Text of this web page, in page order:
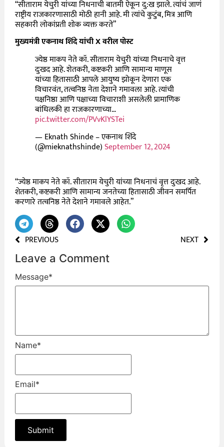
“सीताराम येचुरी यांच्या निधनाची बातमी ऐकून दु:ख झाले. त्यांचं जाणं
राष्ट्रीय राजकारणासाठी मोठी हानी आहे. मी त्यांचे कुटुंब, मित्र आणि
सहकारी लोकांप्रती शोक व्यक्त करते”
मुख्यमंत्री एकनाथ शिंदे यांची X वरील पोस्ट
ज्येष्ठ माकप नेते कॉ. सीताराम येचुरी यांच्या निधनाचे वृत्त
दुःखद आहे. शेतकरी, कष्टकरी आणि सामान्य माणूस
यांच्या हितासाठी आपले आयुष्य झोकून देणारा एक
विचारवंत, तत्वनिष्ठ नेता देशाने गमावला आहे. त्यांची
पक्षनिष्ठा आणि पक्षाच्या विचाराशी असलेली प्रामाणिक
बांधिलकी हा राजकारणाच्या…
pic.twitter.com/PVvKlYSTei
— Eknath Shinde – एकनाथ शिंदे
(@mieknathshinde)September 12, 2024
“ज्येष्ठ माकप नेते कॉ. सीताराम येचुरी यांच्या निधनाचं वृत्त दुःखद आहे.
शेतकरी, कष्टकरी आणि सामान्य जनतेच्या हितासाठी जीवन समर्पित
करणारे तत्वनिष्ठ नेते देशाने गमावले आहेत.”
PREVIOUS NEXT
Leave a Comment
Message*
Name*
Email*